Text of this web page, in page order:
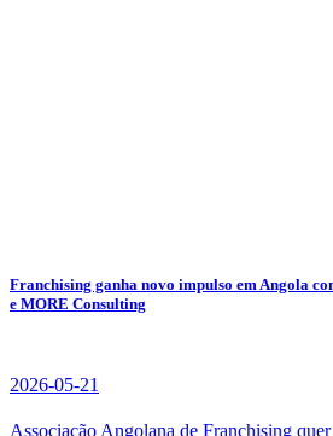
Franchising ganha novo impulso em Angola
e MORE Consulting
2026-05-21
Associação Angolana de Franchising